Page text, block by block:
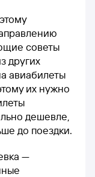
советы
других
авиабилеты
их нужно
дешевле,
до поездки.
—